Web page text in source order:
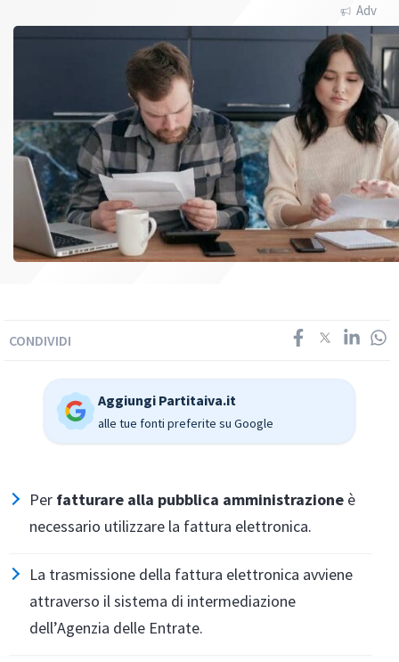
Adv
CONDIVIDI
Aggiungi Partitaiva.it
alle tue fonti preferite su Google
Per fatturare alla pubblica amministrazione è
necessario utilizzare la fattura elettronica.
La trasmissione della fattura elettronica avviene
attraverso il sistema di intermediazione
dell’Agenzia delle Entrate.